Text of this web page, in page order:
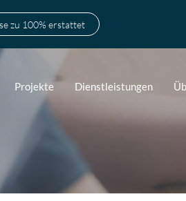
zu 100% erstattet
Projekte Dienstleistungen